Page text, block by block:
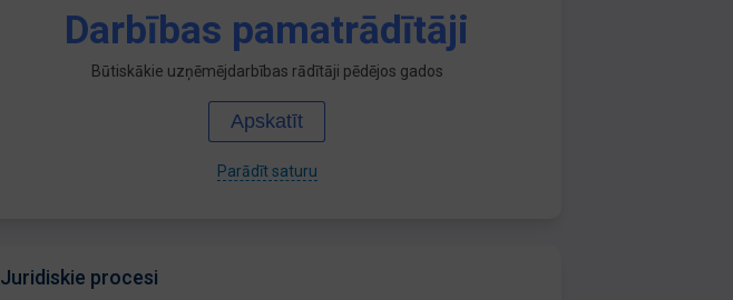
Darbības pamatrādītāji
Būtiskākie uzņēmējdarbības rādītāji pēdējos gados
Apskatīt
Parādīt saturu
Juridiskie procesi